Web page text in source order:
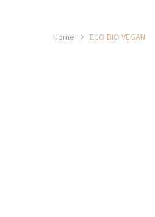
Home ECO BIO VEGAN